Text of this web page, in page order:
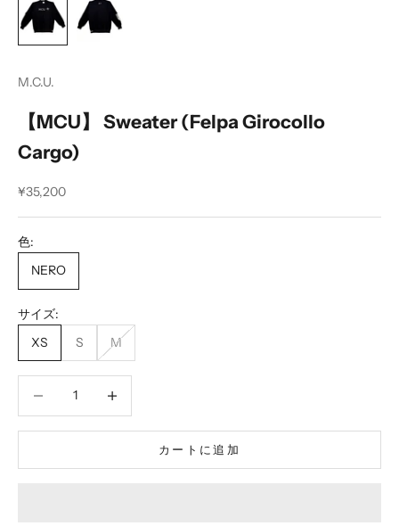
M.C.U.
【MCU】 Sweater (Felpa Girocollo
Cargo)
セール価格
¥35,200
色:
NERO
サイズ:
XS
S M
カートに追加